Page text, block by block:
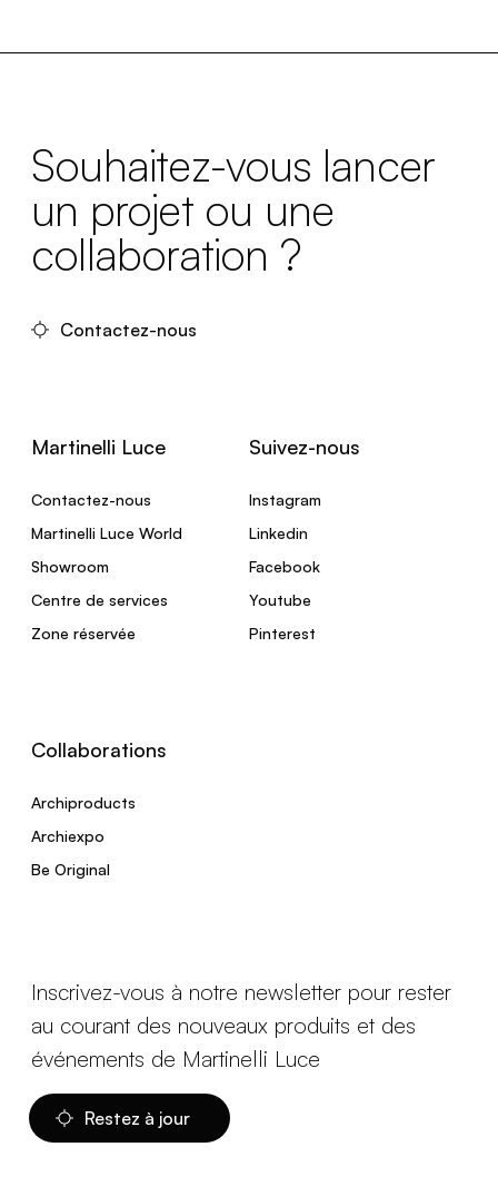
Souhaitez-vous lancer
un projet ou une
collaboration ?
Contactez-nous
Martinelli Luce
Contactez-nous
Martinelli Luce World
Showroom
Centre de services
Zone réservée
Suivez-nous
Instagram
Linkedin
Facebook
Youtube
Pinterest
Collaborations
Archiproducts
Archiexpo
Be Original
Inscrivez-vous à notre newsletter pour rester
au courant des nouveaux produits et des
événements de Martinelli Luce
Restez à jour